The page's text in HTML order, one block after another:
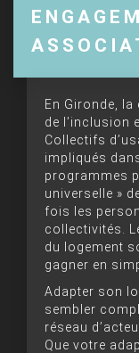
En Gironde,
de l’inclusion
Collectifs
impliqués
programmes
universelle »
fois les
collectivités.
du logement
gagner en
Adapter son
sembler
réseau
Que votre